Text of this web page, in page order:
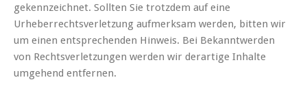
gekennzeichnet. Sollten Sie trotzdem auf eine
Urheberrechtsverletzung aufmerksam werden, bitten wir
um einen entsprechenden Hinweis. Bei Bekanntwerden
von Rechtsverletzungen werden wir derartige Inhalte
umgehend entfernen.